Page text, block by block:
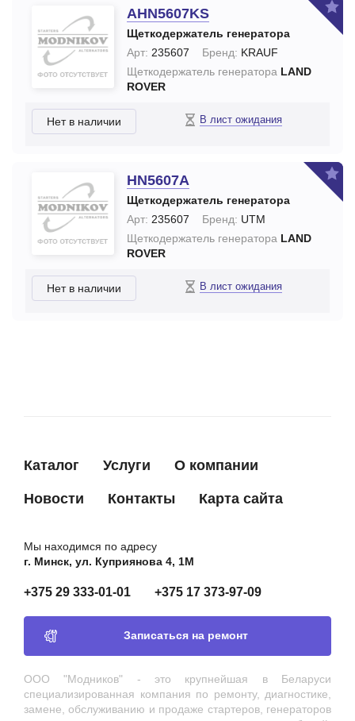
AHN5607KS
Щеткодержатель генератора
Арт: 235607 Бренд: KRAUF
Щеткодержатель генератора LAND
ROVER
Нет в наличии В лист ожидания
HN5607A
Щеткодержатель генератора
Арт: 235607 Бренд: UTM
Щеткодержатель генератора LAND
ROVER
Нет в наличии В лист ожидания
Каталог Услуги О компании
Новости Контакты Карта сайта
Мы находимся по адресу
г. Минск, ул. Куприянова 4, 1М
+375 29 333-01-01 +375 17 373-97-09
Записаться на ремонт
ООО "Модников" - это крупнейшая в Беларуси
специализированная компания по ремонту, диагностике,
замене, обслуживанию и продаже стартеров, генераторов